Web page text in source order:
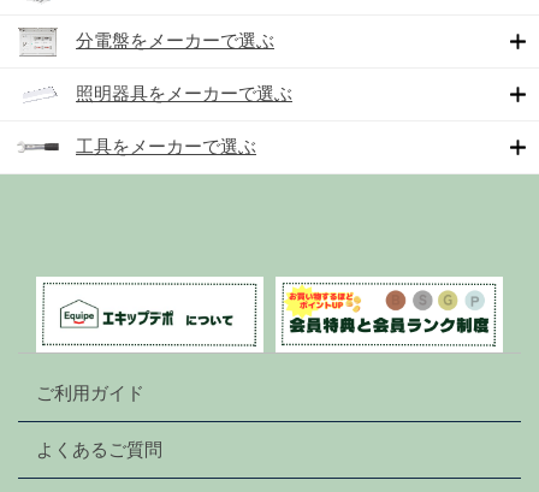
分電盤をメーカーで選ぶ
照明器具をメーカーで選ぶ
工具をメーカーで選ぶ
ご利用ガイド
よくあるご質問